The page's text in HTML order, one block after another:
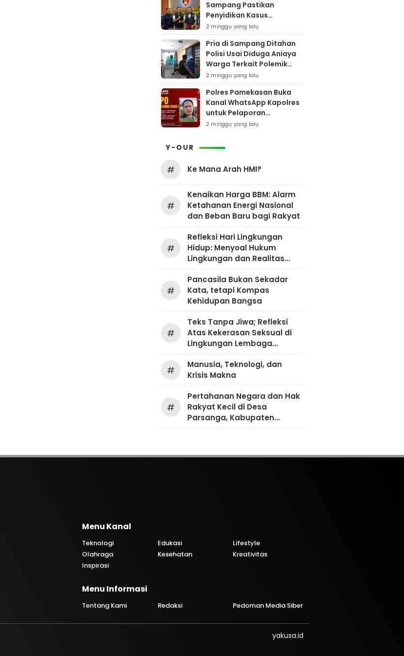
Sampang Pastikan
Penyidikan Kasus
Rudapaksa Anak Berjalan
Sesuai Fakta Hukum
2 minggu yang lalu
Pria di Sampang Ditahan
Polisi Usai Diduga Aniaya
Warga Terkait Polemik
Bansos
2 minggu yang lalu
Polres Pamekasan Buka
Kanal WhatsApp Kapolres
untuk Pelaporan
Keberadaan DPO AEF
2 minggu yang lalu
Y-OUR
# Ke Mana Arah HMI?
#
Kenaikan Harga BBM: Alarm
Ketahanan Energi Nasional
dan Beban Baru bagi Rakyat
#
Refleksi Hari Lingkungan
Hidup: Menyoal Hukum
Lingkungan dan Realitas
#
Pancasila Bukan Sekadar
Kata, tetapi Kompas
Kehidupan Bangsa
#
Teks Tanpa Jiwa; Refleksi
Atas Kekerasan Seksual di
Lingkungan Lembaga
#
Manusia, Teknologi, dan
Krisis Makna
#
Pertahanan Negara dan Hak
Rakyat Kecil di Desa
Parsanga, Kabupaten
Menu Kanal
Teknologi Edukasi
Lifestyle
Olahraga
Kesehatan
Kreativitas
Inspirasi
Menu Informasi
Tentang Kami Redaksi Pedoman Media Siber
yakusa.id